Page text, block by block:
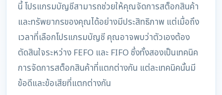
นี้ โปรแกรมบัญชีสามารถช่วยให้คุณจัดการสต็อกสินค้า
และทรัพยากรของคุณได้อย่างมีประสิทธิภาพ แต่เมื่อถึง
เวลาที่เลือกโปรแกรมบัญชี คุณอาจพบว่าตัวเองต้อง
ตัดสินใจระหว่าง FEFO และ FIFO ซึ่งทั้งสองเป็นเทคนิค
การจัดการสต็อกสินค้าที่แตกต่างกัน แต่ละเทคนิคนั้นมี
ข้อดีและข้อเสียที่แตกต่างกัน